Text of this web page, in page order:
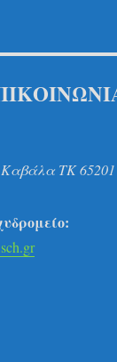
ΙΚΟΙΝΩΝ
ΚαβάλαΤΚ 65201